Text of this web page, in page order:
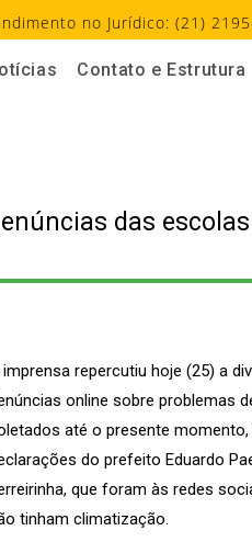
no Jurídico: (21)
Contato e Estrutura
das
repercutiu hoje (25) a
online sobre problemas
até o presente
do prefeito Eduardo
que foram às redes
tinham climatização.